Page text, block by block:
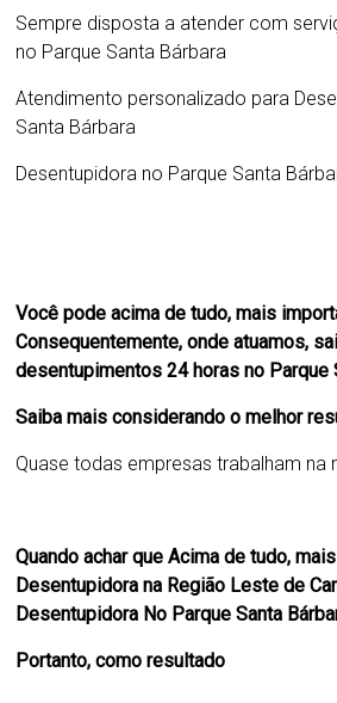
Sempre disposta a atender com
no Parque Santa Bárbara
Atendimento personalizado para
Santa Bárbara
Desentupidora no Parque Santa
Você pode acima de tudo, mais
Consequentemente, onde atuamos,
desentupimentos 24 horas no Parque
Saiba mais considerando o melhor
Quase todas empresas trabalham na
Quando achar que Acima de tudo,
Desentupidora na Região Leste de
Desentupidora No Parque Santa
Portanto, como resultado